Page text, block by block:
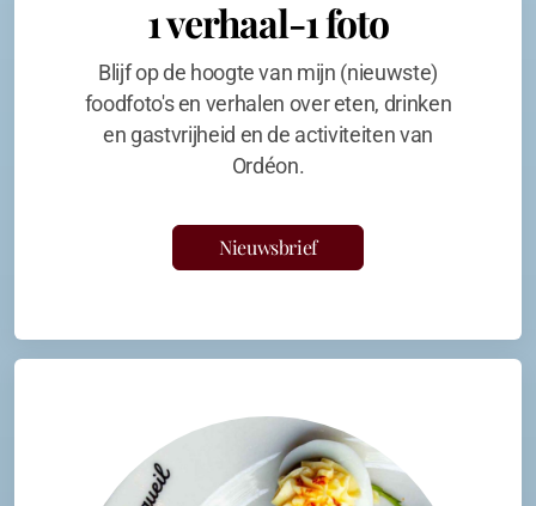
1 verhaal-1 foto
Blijf op de hoogte van mijn (nieuwste)
foodfoto's en verhalen over eten, drinken
en gastvrijheid en de activiteiten van
Ordéon.
Nieuwsbrief